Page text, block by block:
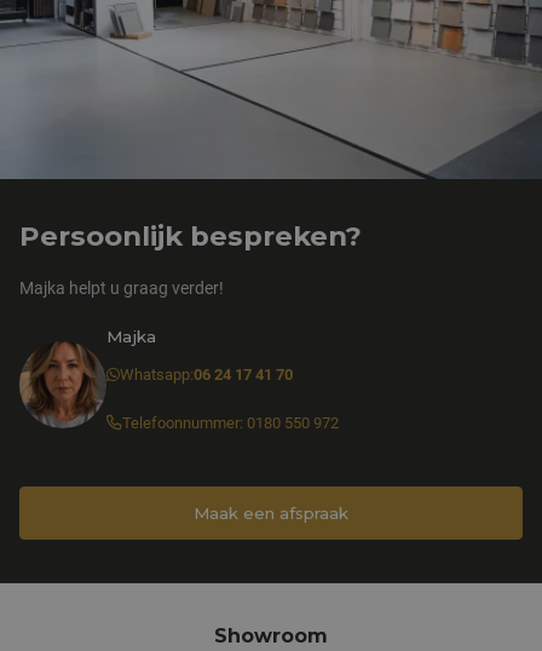
Persoonlijk bespreken?
Majka helpt u graag verder!
Majka
Whatsapp:06 24 17 41 70
Telefoonnummer: 0180 550 972
Maak een afspraak
Showroom